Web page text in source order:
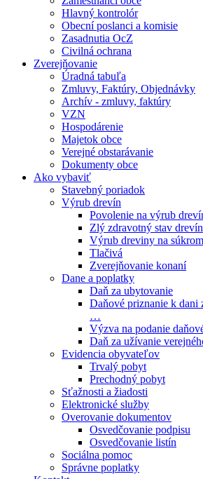
Hlavný kontrolór
Obecní poslanci a komisie
Zasadnutia OcZ
Civilná ochrana
Zverejňovanie
Úradná tabuľa
Zmluvy, Faktúry, Objednávky
Archív - zmluvy, faktúry
VZN
Hospodárenie
Majetok obce
Verejné obstarávanie
Dokumenty obce
Ako vybaviť
Stavebný poriadok
Výrub drevín
Povolenie na výrub
Zlý zdravotný stav drevín
Výrub dreviny na
Tlačivá
Zverejňovanie konaní
Dane a poplatky
Daň za ubytovanie
Daňové priznanie k dani
…
Výzva na podanie
Daň za užívanie
Evidencia obyvateľov
Trvalý pobyt
Prechodný pobyt
Sťažnosti a žiadosti
Elektronické služby
Overovanie dokumentov
Osvedčovanie podpisu
Osvedčovanie listín
Sociálna pomoc
Správne poplatky